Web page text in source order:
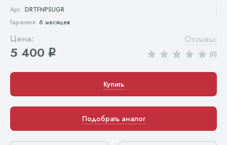
Арт.: DRTFNPSUGR
Гарантия: 6 месяцев
Цена:
5 400 q
Отзывы:
(0)
Купить
Подобрать аналог